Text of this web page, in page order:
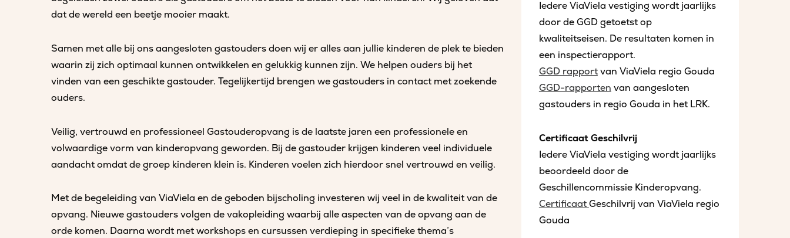
dat de wereld een beetje mooier maakt.
Samen met alle bij ons aangesloten gastouders doen wij er alles aan jullie kinderen de plek te bieden
waarin zij zich optimaal kunnen ontwikkelen en gelukkig kunnen zijn. We helpen ouders bij het
vinden van een geschikte gastouder. Tegelijkertijd brengen we gastouders in contact met zoekende
ouders.
Veilig, vertrouwd en professioneel Gastouderopvang is de laatste jaren een professionele en
volwaardige vorm van kinderopvang geworden. Bij de gastouder krijgen kinderen veel individuele
aandacht omdat de groep kinderen klein is. Kinderen voelen zich hierdoor snel vertrouwd en veilig.
Met de begeleiding van ViaViela en de geboden bijscholing investeren wij veel in de kwaliteit van de
opvang. Nieuwe gastouders volgen de vakopleiding waarbij alle aspecten van de opvang aan de
orde komen. Daarna wordt met workshops en cursussen verdieping in specifieke thema’s
Iedere ViaViela vestiging wordt jaarlijks
door de GGD getoetst op
kwaliteitseisen. De resultaten komen in
een inspectierapport.
GGD rapportvan ViaViela regio Gouda
GGD-rapporten van aangesloten
gastouders in regio Gouda in het LRK.
Certificaat Geschilvrij
Iedere ViaViela vestiging wordt jaarlijks
beoordeeld door de
Geschillencommissie Kinderopvang.
Certificaat Geschilvrij van ViaViela regio
Gouda